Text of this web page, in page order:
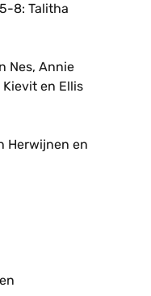
8: Talitha
Nes, Annie
en Ellis
Herwijnen en